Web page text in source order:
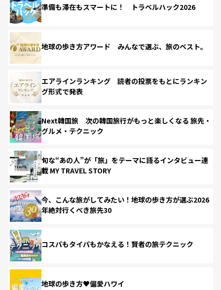
準備も滞在もスマートに！ トラベルハック2026
地球の歩き方アワード みんなで選ぶ、旅のベスト。
エアラインランキング 読者の投票をもとにランキン
グ形式で発表
Next韓国旅 次の韓国旅行がもっと楽しくなる 旅先・
グルメ・テクニック
旬な“あの人”が「旅」をテーマに語るインタビュー連
載 MY TRAVEL STORY
今、こんな旅がしてみたい！地球の歩き方が選ぶ2026
年絶対行くべき旅先30
コスパもタイパもかなえる！賢者の旅テクニック
地球の歩き方♥偏愛ハワイ